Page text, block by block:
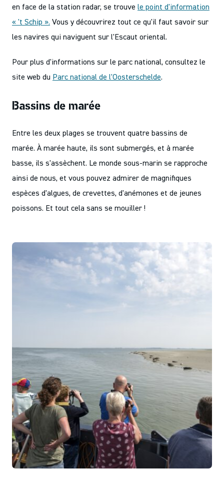
en face de la station radar, se trouve le point d'information
« 't Schip ». Vous y découvrirez tout ce qu'il faut savoir sur
les navires qui naviguent sur l'Escaut oriental.
Pour plus d'informations sur le parc national, consultez le
site web du Parc national de l'Oosterschelde.
Bassins de marée
Entre les deux plages se trouvent quatre bassins de
marée. À marée haute, ils sont submergés, et à marée
basse, ils s'assèchent. Le monde sous-marin se rapproche
ainsi de nous, et vous pouvez admirer de magnifiques
espèces d'algues, de crevettes, d'anémones et de jeunes
poissons. Et tout cela sans se mouiller !